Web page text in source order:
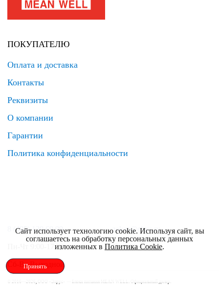
ПОКУПАТЕЛЮ
Оплата и доставка
Контакты
Реквизиты
О компании
Гарантии
Политика конфиденциальности
8 (495) 120 69 99 zakaz@elrus.ru
Пн-Чт 9:00-17:30 Пт 9:00-17:00
Сб-Вс Выходной
© 2016—2026, ООО «Элрус» — Блоки питания MEAN WELL. Официальный дилер.
Сайт использует технологию cookie. Используя сайт, вы
соглашаетесь на обработку персональных данных
изложенных в Политика Cookie.
Принять